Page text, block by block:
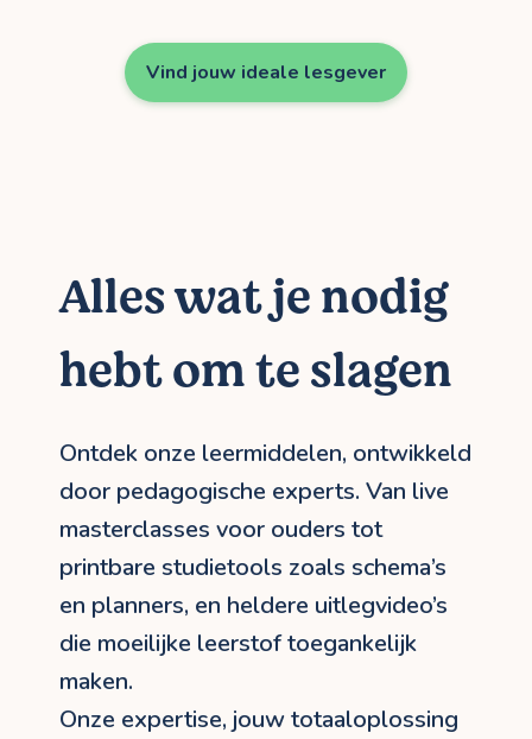
Vind jouw ideale lesgever
Alles wat je nodig
hebt om te slagen
Ontdek onze leermiddelen, ontwikkeld
door pedagogische experts. Van live
masterclasses voor ouders tot
printbare studietools zoals schema’s
en planners, en heldere uitlegvideo’s
die moeilijke leerstof toegankelijk
maken.
Onze expertise, jouw totaaloplossing